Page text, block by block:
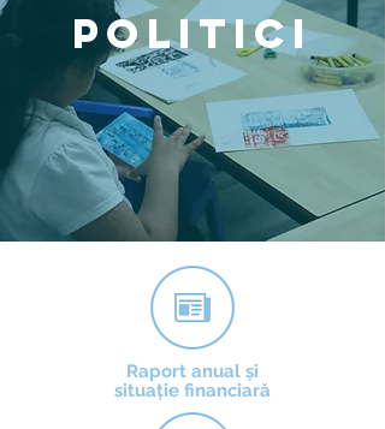
politici
Raport anual și
situație financiară